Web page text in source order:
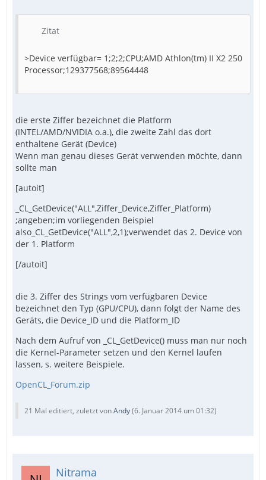
Zitat
>Device verfügbar= 1;2;2;CPU;AMD Athlon(tm) II X2 250
Processor;129377568;89564448
die erste Ziffer bezeichnet die Platform
(INTEL/AMD/NVIDIA o.a.), die zweite Zahl das dort
enthaltene Gerät (Device)
Wenn man genau dieses Gerät verwenden möchte, dann
sollte man
[autoit]
_CL_GetDevice("ALL",Ziffer_Device,Ziffer_Platform)
;angeben;im vorliegenden Beispiel
also_CL_GetDevice("ALL",2,1);verwendet das 2. Device von
der 1. Platform
[/autoit]
die 3. Ziffer des Strings vom verfügbaren Device
bezeichnet den Typ (GPU/CPU), dann folgt der Name des
Geräts, die Device_ID und die Platform_ID
Nach dem Aufruf von _CL_GetDevice() muss man nur noch
die Kernel-Parameter setzen und den Kernel laufen
lassen, s. weitere Beispiele.
OpenCL_Forum.zip
21 Mal editiert, zuletzt vonAndy(6. Januar 2014 um 01:32)
Nitrama